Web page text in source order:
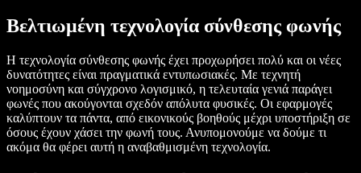
Βελτιωμένη τεχνολογία σύνθεσης φωνής
Η τεχνολογία σύνθεσης φωνής έχει προχωρήσει πολύ και οι νέες
δυνατότητες είναι πραγματικά εντυπωσιακές. Με τεχνητή
νοημοσύνη και σύγχρονο λογισμικό, η τελευταία γενιά παράγει
φωνές που ακούγονται σχεδόν απόλυτα φυσικές. Οι εφαρμογές
καλύπτουν τα πάντα, από εικονικούς βοηθούς μέχρι υποστήριξη σε
όσους έχουν χάσει την φωνή τους. Ανυπομονούμε να δούμε τι
ακόμα θα φέρει αυτή η αναβαθμισμένη τεχνολογία.